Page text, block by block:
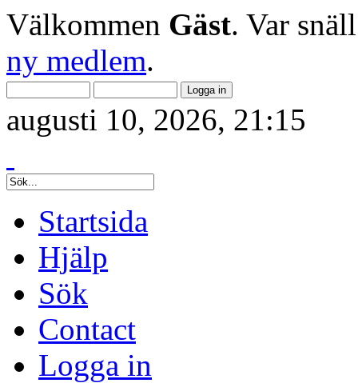
Välkommen Gäst. Var
ny medlem.
augusti 10, 2026, 21:15
Startsida
Hjälp
Sök
Contact
Logga in